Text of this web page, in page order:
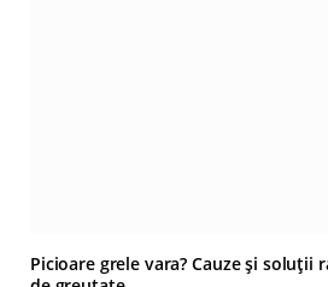
Picioare grele vara? Cauze și soluții